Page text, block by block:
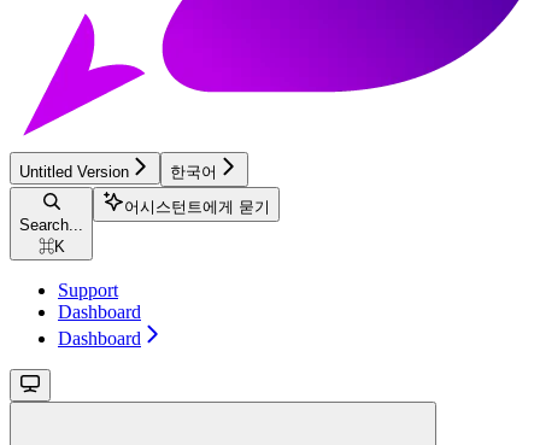
Untitled Version 한국어
Search...
⌘K
어시스턴트에게 묻기
Support
Dashboard
Dashboard